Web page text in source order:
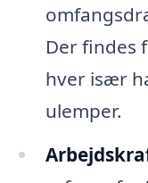
Der findes
hver især
ulemper.